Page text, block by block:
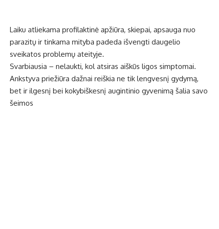
Laiku atliekama profilaktinė apžiūra, skiepai, apsauga nuo
parazitų ir tinkama mityba padeda išvengti daugelio
sveikatos problemų ateityje.
Svarbiausia – nelaukti, kol atsiras aiškūs ligos simptomai.
Ankstyva priežiūra dažnai reiškia ne tik lengvesnį gydymą,
bet ir ilgesnį bei kokybiškesnį augintinio gyvenimą šalia savo
šeimos